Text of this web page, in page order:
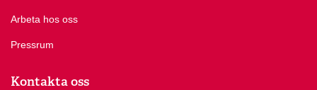
Arbeta hos oss
Pressrum
Kontakta oss